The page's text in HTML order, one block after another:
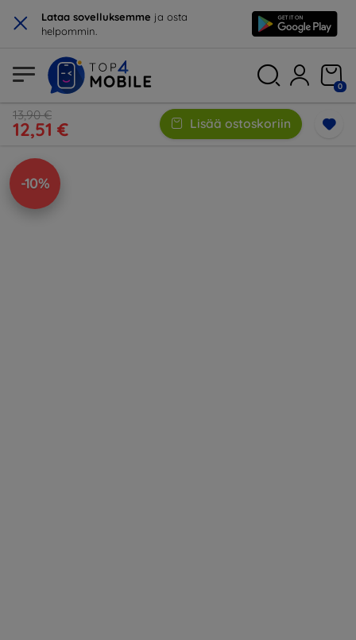
× Lataa sovelluksemme ja osta
helpommin.
0
13,90 €
12,51 € Lisää ostoskoriin
-10%